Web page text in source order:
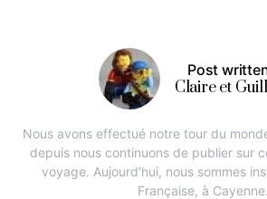
Post
Claire et
Nous avons effectué notre tour du
depuis nous continuons de publier sur
voyage. Aujourd'hui, nous sommes
Française, à Cayenne.